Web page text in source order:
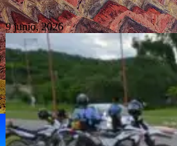
9 junio, 2026